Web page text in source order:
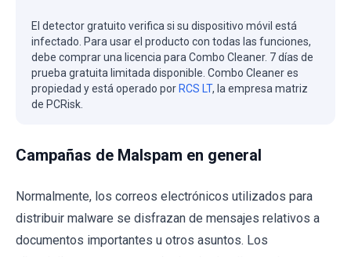
El detector gratuito verifica si su dispositivo móvil está
infectado. Para usar el producto con todas las funciones,
debe comprar una licencia para Combo Cleaner. 7 días de
prueba gratuita limitada disponible. Combo Cleaner es
propiedad y está operado por RCS LT, la empresa matriz
de PCRisk.
Campañas de Malspam en general
Normalmente, los correos electrónicos utilizados para
distribuir malware se disfrazan de mensajes relativos a
documentos importantes u otros asuntos. Los